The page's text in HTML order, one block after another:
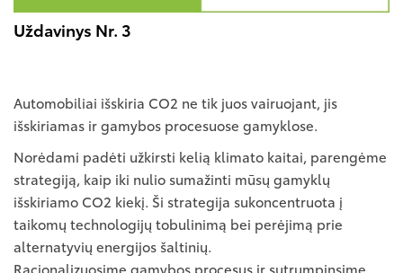
Uždavinys Nr. 3
Automobiliai išskiria CO2 ne tik juos vairuojant, jis
išskiriamas ir gamybos procesuose gamyklose.
Norėdami padėti užkirsti kelią klimato kaitai, parengėme
strategiją, kaip iki nulio sumažinti mūsų gamyklų
išskiriamo CO2 kiekį. Ši strategija sukoncentruota į
taikomų technologijų tobulinimą bei perėjimą prie
alternatyvių energijos šaltinių.
Racionalizuosime gamybos procesus ir sutrumpinsime